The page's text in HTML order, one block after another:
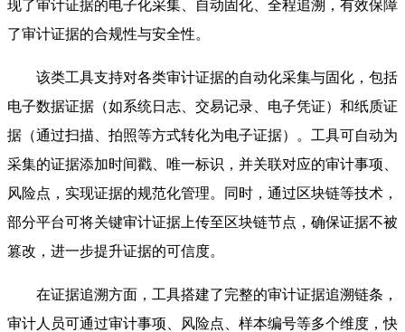
现了审计证据的电子化采集、自动固化、全程追溯，有效保障
了审计证据的合规性与安全性。
该类工具支持对各类审计证据的自动化采集与固化，包括
电子数据证据（如系统日志、交易记录、电子凭证）和纸质证
据（通过扫描、拍照等方式转化为电子证据）。工具可自动为
采集的证据添加时间戳、唯一标识，并关联对应的审计事项、
风险点，实现证据的规范化管理。同时，通过区块链等技术，
部分平台可将关键审计证据上传至区块链节点，确保证据不被
篡改，进一步提升证据的可信度。
在证据追溯方面，工具搭建了完整的审计证据追溯链条，
审计人员可通过审计事项、风险点、样本编号等多个维度，快